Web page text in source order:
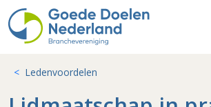
Ledenvoordelen